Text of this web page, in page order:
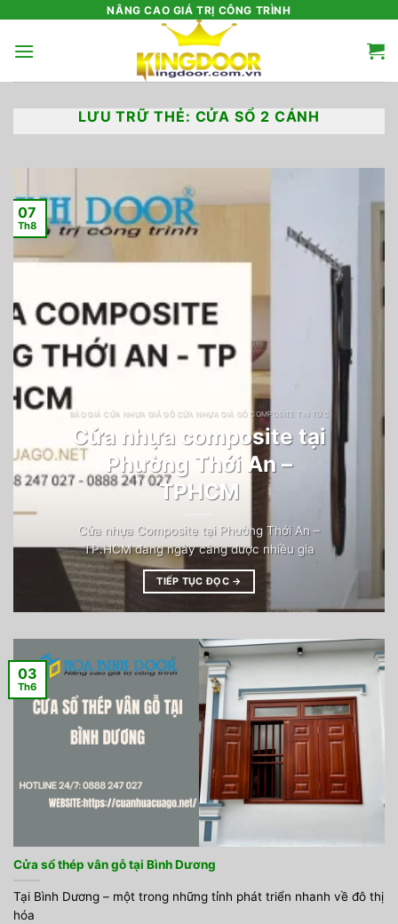
nội
NÂNG CAO GIÁ TRỊ CÔNG TRÌNH
LƯU TRỮ THẺ: CỬA SỔ 2 CÁNH
BÁO GIÁ CỬA NHỰA GIẢ GỖ CỬA NHỰA GIẢ GỖ COMPOSITE TIN TỨC
Cửa nhựa composite tại
Phường Thới An –
TPHCM
Cửa nhựa Composite tại Phường Thới An –
TP.HCM đang ngày càng được nhiều gia
TIẾP TỤC ĐỌC →
07
Th8
Cửa sổ thép vân gỗ tại Bình Dương
Tại Bình Dương – một trong những tỉnh phát triển nhanh về đô thị
hóa
03
Th6